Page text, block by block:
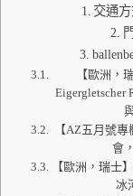
交通
【歐洲，
Eigergletscher
【AZ五月號
會
【歐洲，瑞士
冰